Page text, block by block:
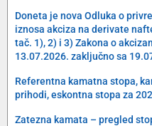
Doneta je nova Odluka o
iznosa akciza na derivate
tač. 1), 2) i 3) Zakona o
13.07.2026. zaključno sa
Referentna kamatna stopa,
prihodi, eskontna stopa za
Zatezna kamata – pregled